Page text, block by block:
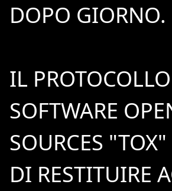
DOPO GIORNO.
IL
SOFTWARE
SOURCES "TOX"
DI RESTITUIRE